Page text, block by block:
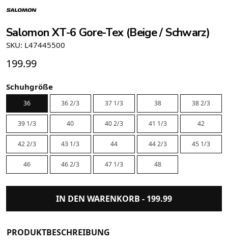
Salomon XT-6 Gore-Tex (Beige / Schwarz)
SKU: L47445500
199.99
Schuhgröße
36 36 2/3 37 1/3 38 38 2/3
39 1/3 40 40 2/3 41 1/3 42
42 2/3 43 1/3 44 44 2/3 45 1/3
46 46 2/3 47 1/3 48
IN DEN WARENKORB - 199.99
PRODUKTBESCHREIBUNG